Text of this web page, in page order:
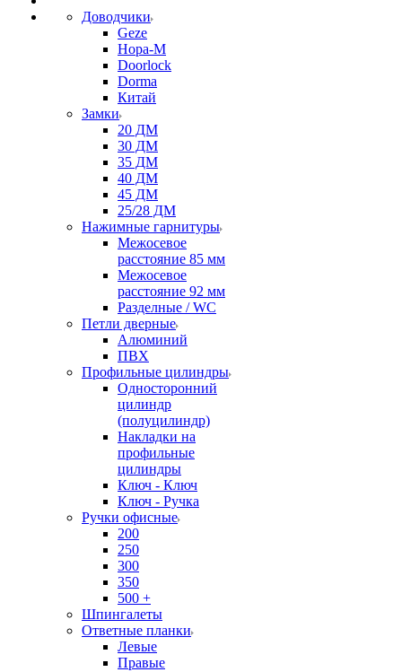
Доводчики
Geze
Нора-М
Doorlock
Dorma
Китай
Замки
20 ДМ
30 ДМ
35 ДМ
40 ДМ
45 ДМ
25/28 ДМ
Нажимные гарнитуры
Межосевое
расстояние 85 мм
Межосевое
расстояние 92 мм
Разделные / WC
Петли дверные
Алюминий
ПВХ
Профильные цилиндры
Односторонний
цилиндр
(полуцилиндр)
Накладки на
профильные
цилиндры
Ключ - Ключ
Ключ - Ручка
Ручки офисные
200
250
300
350
500 +
Шпингалеты
Ответные планки
Левые
Правые